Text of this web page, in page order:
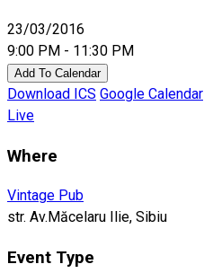
23/03/2016
9:00 PM - 11:30 PM
Add To Calendar
Download ICS Google Calendar
Live
Where
Vintage Pub
str. Av.Măcelaru Ilie, Sibiu
Event Type